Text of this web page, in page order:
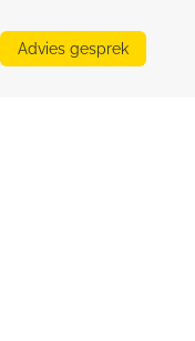
Advies gesprek